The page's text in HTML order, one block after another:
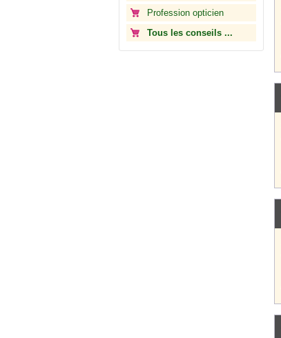
Profession opticien
Tous les conseils ...